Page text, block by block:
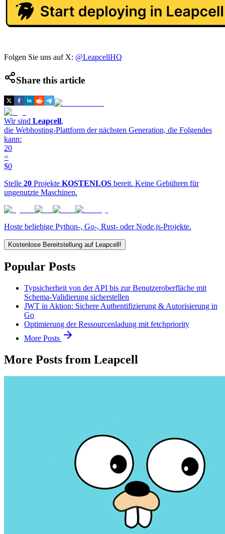
Folgen Sie uns auf X: @LeapcellHQ
Share this article
Wir sind Leapcell,
die Webhosting-Plattform der nächsten Generation, die Folgendes
kann:
20
=
$0
Stelle 20 Projekte KOSTENLOS bereit. Keine Gebühren für
ungenutzte Maschinen.
Hoste beliebige Python-, Go-, Rust- oder Node.js-Projekte.
Kostenlose Bereitstellung auf Leapcell!
Popular Posts
Typsicherheit von der API bis zur Benutzeroberfläche mit
Schema-Validierung sicherstellen
JWT in Aktion: Sichere Authentifizierung & Autorisierung in
Go
Optimierung der Ressourcenladung mit fetchpriority
More Posts
More Posts from Leapcell